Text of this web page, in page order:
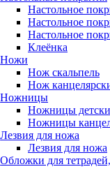
Настольное
Настольное
Настольное
Клеёнка
Ножи
Нож скальпель
Нож
Ножницы
Ножницы
Ножницы
Лезвия для ножа
Лезвия для ножа
Обложки для